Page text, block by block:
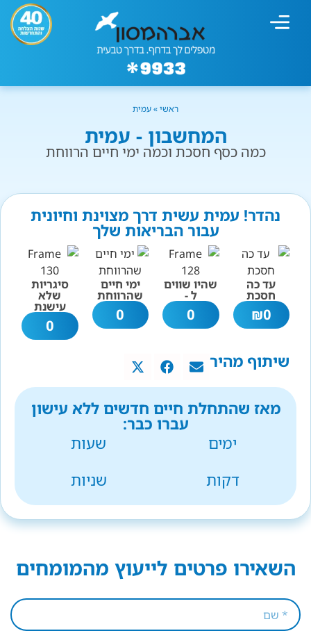
ראשי»עמית
המחשבון - עמית
כמה כסף חסכת וכמה ימי חיים הרווחת
נהדר! עמית עשית דרך מצוינת וחיונית
עבור הבריאות שלך
עד כה
חסכת
0
₪
שהיו שווים
ל -
0
ימי חיים
שהרווחת
0
סיגריות
שלא
עישנת
0
שיתוף מהיר
מאז שהתחלת חיים חדשים ללא עישון
עברו כבר:
ימים
שעות
דקות
שניות
השאירו פרטים לייעוץ מהמומחים